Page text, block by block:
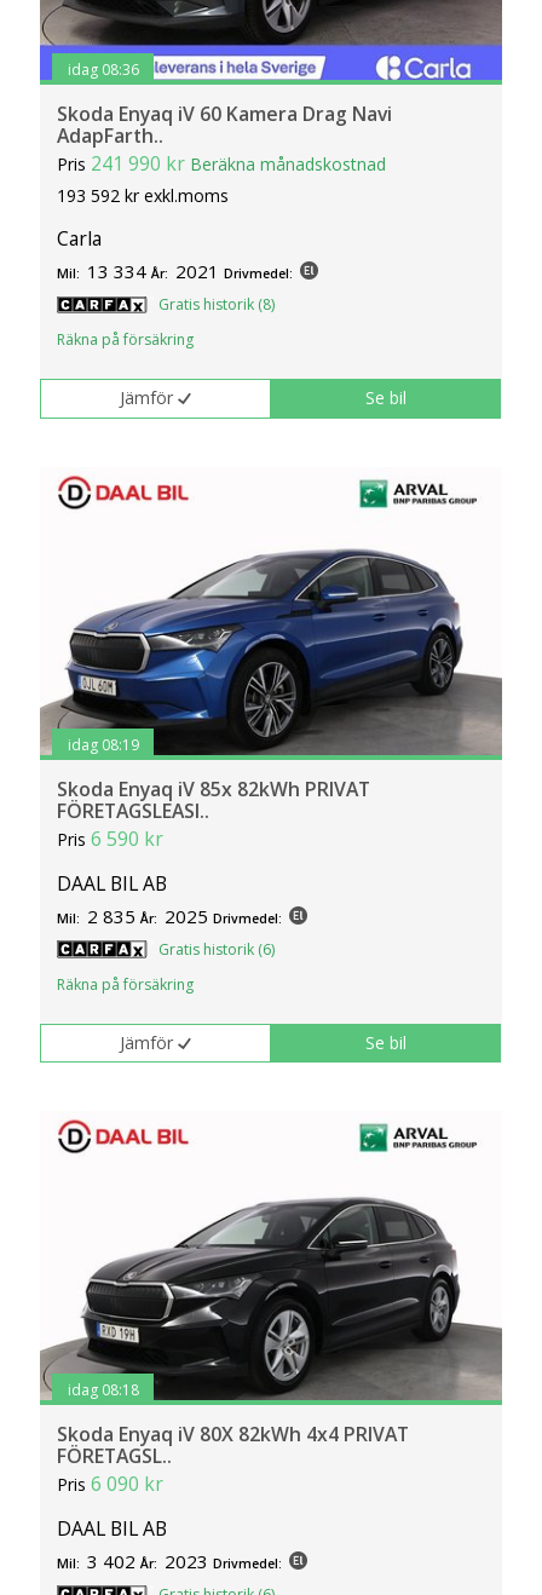
idag 08:36
Skoda Enyaq iV 60 Kamera Drag Navi
AdapFarth..
Pris 241 990 kr Beräkna månadskostnad
193 592 kr exkl.moms
Carla
Mil: 13 334 År: 2021 Drivmedel:
Gratis historik (8)
Räkna på försäkring
Jämför Se bil
idag 08:19
Skoda Enyaq iV 85x 82kWh PRIVAT
FÖRETAGSLEASI..
Pris6 590 kr
DAAL BIL AB
Mil: 2 835 År: 2025 Drivmedel:
Gratis historik (6)
Räkna på försäkring
Jämför Se bil
idag 08:18
Skoda Enyaq iV 80X 82kWh 4x4 PRIVAT
FÖRETAGSL..
Pris6 090 kr
DAAL BIL AB
Mil: 3 402 År: 2023 Drivmedel: